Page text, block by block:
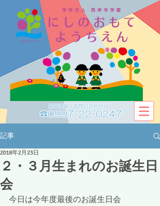
資料請求・お問い合わせは​​
☎0997-22-0247
記事
２・３月生まれのお誕生日
会
2018年2月23日
今日は今年度最後のお誕生日会